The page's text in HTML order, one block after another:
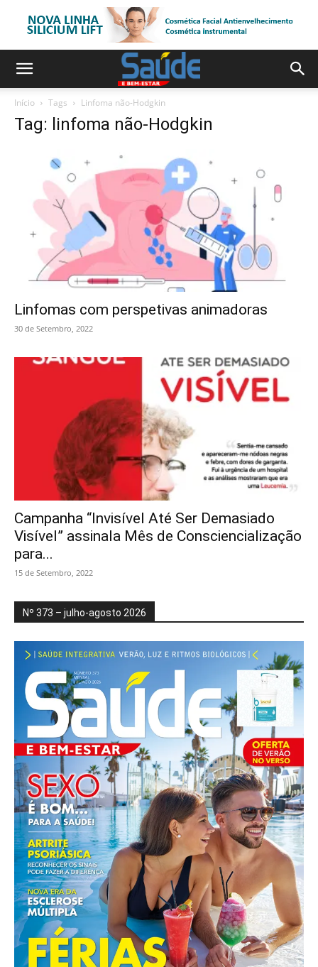
Início Tags Linfoma não-Hodgkin
Tag: linfoma não-Hodgkin
Linfomas com perspetivas animadoras
30 de Setembro, 2022
Campanha “Invisível Até Ser Demasiado
Visível” assinala Mês de Consciencialização
para...
15 de Setembro, 2022
Nº 373 – julho-agosto 2026